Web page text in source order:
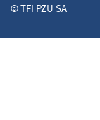
©TFI PZU SA